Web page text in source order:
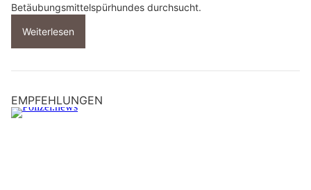
Betäubungsmittelspürhundes durchsucht.
Weiterlesen
EMPFEHLUNGEN